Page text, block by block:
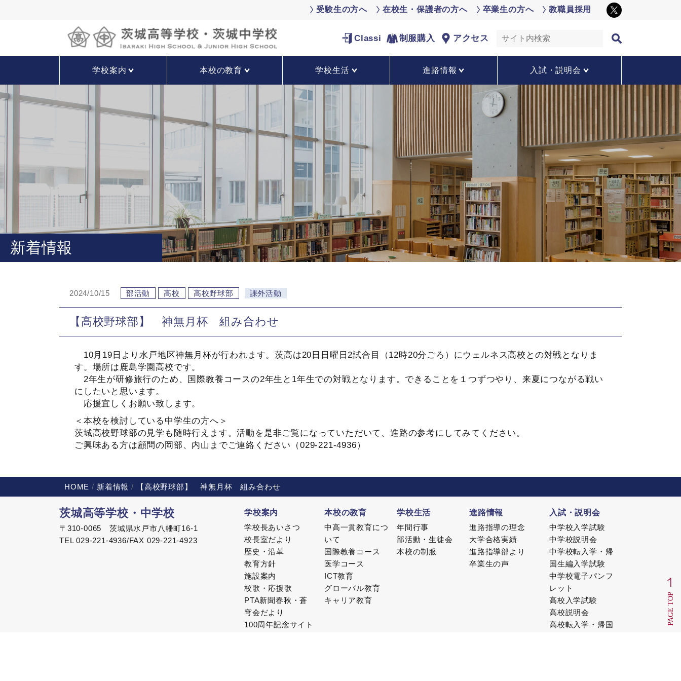
受験生の方へ 在校生・保護者の方へ 卒業生の方へ 教職員採用
Classi 制服購入 アクセス
学校案内 本校の教育 学校生活 進路情報 入試・説明会
新着情報
2024/10/15 部活動 高校 高校野球部 課外活動
【高校野球部】 神無月杯 組み合わせ
10月19日より水戸地区神無月杯が行われます。茨高は20日日曜日2試合目（12時20分ごろ）にウェルネス高校との対戦となりま
す。場所は鹿島学園高校です。
2年生が研修旅行のため、国際教養コースの2年生と1年生での対戦となります。できることを１つずつやり、来夏につながる戦い
にしたいと思います。
応援宜しくお願い致します。
＜本校を検討している中学生の方へ＞
茨城高校野球部の見学も随時行えます。活動を是非ご覧になっていただいて、進路の参考にしてみてください。
ご興味ある方は顧問の岡部、内山までご連絡ください（029-221-4936）
HOME 新着情報 【高校野球部】 神無月杯 組み合わせ
茨城高等学校・中学校
〒310-0065 茨城県水戸市八幡町16-1
TEL 029-221-4936/FAX 029-221-4923
学校案内
学校長あいさつ
校長室だより
歴史・沿革
教育方針
施設案内
校歌・応援歌
PTA新聞春秋・蒼
穹会だより
100周年記念サイト
本校の教育
中高一貫教育につ
いて
国際教養コース
医学コース
ICT教育
グローバル教育
キャリア教育
学校生活
年間行事
部活動・生徒会
本校の制服
進路情報
進路指導の理念
大学合格実績
進路指導部より
卒業生の声
入試・説明会
中学校入学試験
中学校説明会
中学校転入学・帰
国生編入学試験
中学校電子パンフ
レット
高校入学試験
高校説明会
高校転入学・帰国